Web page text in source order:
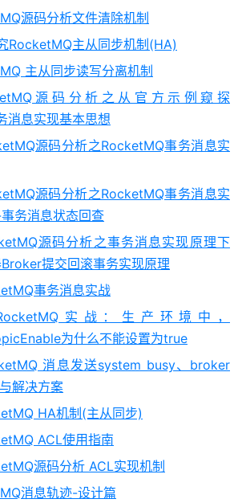
源码分析文件清除机制
RocketMQ主从同步机制(HA)
主从同步读写分离机制
源码分析之从官方示例窥探
消息实现基本思想
源码分析之RocketMQ事务消息实
源码分析之RocketMQ事务消息实
务消息状态回查
源码分析之事务消息实现原理下
提交回滚事务实现原理
事务消息实战
实战：生产环境中，
为什么不能设置为true
消息发送system busy、broker
解决方案
HA机制(主从同步)
ACL使用指南
源码分析 ACL实现机制
消息轨迹-设计篇